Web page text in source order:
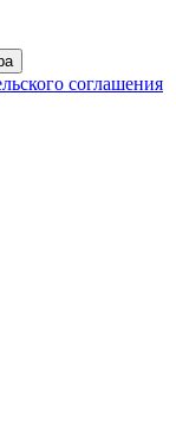
соглашения